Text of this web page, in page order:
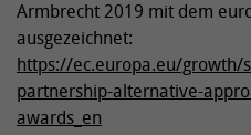
Armbrecht 2019 mit dem
ausgezeichnet:
https://ec.europa.eu/growth/
partnership-alternative-
awards_en